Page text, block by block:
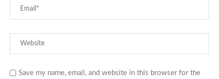
Save my name, email, and website in this browser for the